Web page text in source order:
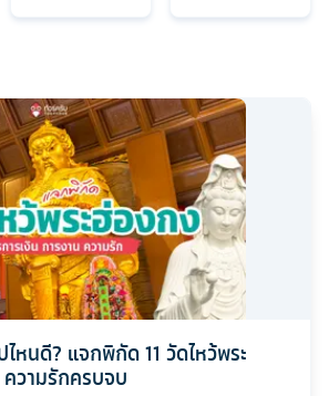
ไหนดี? แจกพิกัด 11 วัดไหว้พระ
วามรักครบจบ